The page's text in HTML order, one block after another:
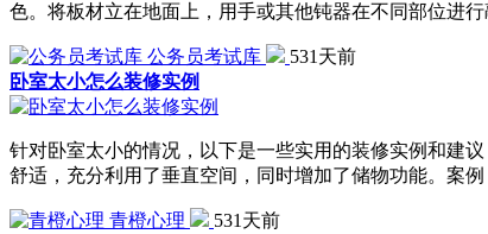
色。将板材立在地面上，用手或其他钝器在不同部位进
公务员考试库
531天前
卧室太小怎么装修实例
针对卧室太小的情况，以下是一些实用的装修实例和建
舒适，充分利用了垂直空间，同时增加了储物功能。案
青橙心理
531天前